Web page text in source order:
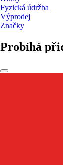
Fyzická údržba
Výprodej
Značky
Probíhá